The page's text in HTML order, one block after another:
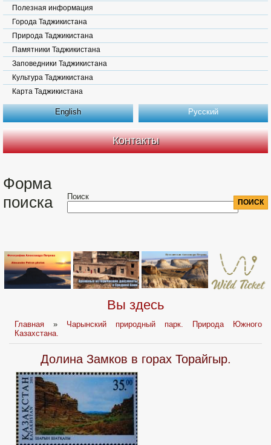
Полезная информация
Города Таджикистана
Природа Таджикистана
Памятники Таджикистана
Заповедники Таджикистана
Культура Таджикистана
Карта Таджикистана
English Русский
Контакты
Форма
поиска
Поиск
Вы здесь
Главная » Чарынский природный парк. Природа Южного
Казахстана.
Долина Замков в горах Торайгыр.